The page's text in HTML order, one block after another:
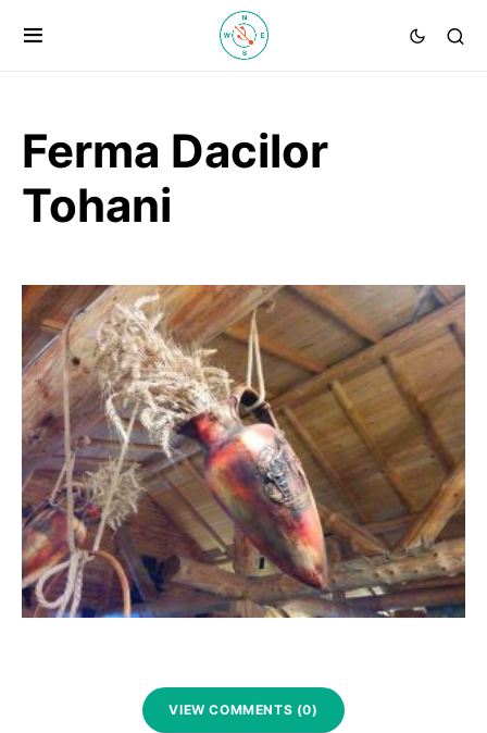
Ferma Dacilor
Tohani
VIEW COMMENTS (0)